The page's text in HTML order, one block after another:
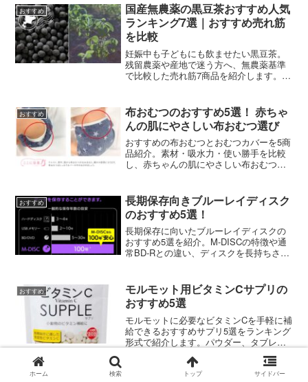
おすすめ
国産無農薬の黒豆茶おすすめ人気
ランキング7選｜おすすめ売れ筋
を比較
妊娠中も子どもにも飲ませたい黒豆茶。
残留農薬や産地で迷う方へ、無農薬基準
で比較した売れ筋7商品を紹介します。そ
ると、「無農薬」「有機JAS」「残留農
薬検査済み」など似た...
おすすめ
布おむつのおすすめ5選！ 赤ちゃ
んの肌にやさしい布おむつ選び
おすすめの布おむつとおむつカバーを5商
品紹介。素材・吸水力・使い勝手を比較
し、赤ちゃんの肌にやさしい布おむつが
おすすめ
長期保存向きブルーレイディスク
のおすすめ5選！
長期保存に向いたブルーレイディスクの
おすすめ5選を紹介。M-DISCの特徴や通
常BD-Rとの違い、ディスクを長持ちさせ
おすすめ
モルモット用ビタミンCサプリの
おすすめ5選
モルモットに必要なビタミンCを手軽に補
給できるおすすめサプリ5選をランキング
形式で紹介します。パウダー、タブレッ
イントも解説。
おねしょパンツのおすすめ人気ラ
ホーム 検索 トップ サイドバー